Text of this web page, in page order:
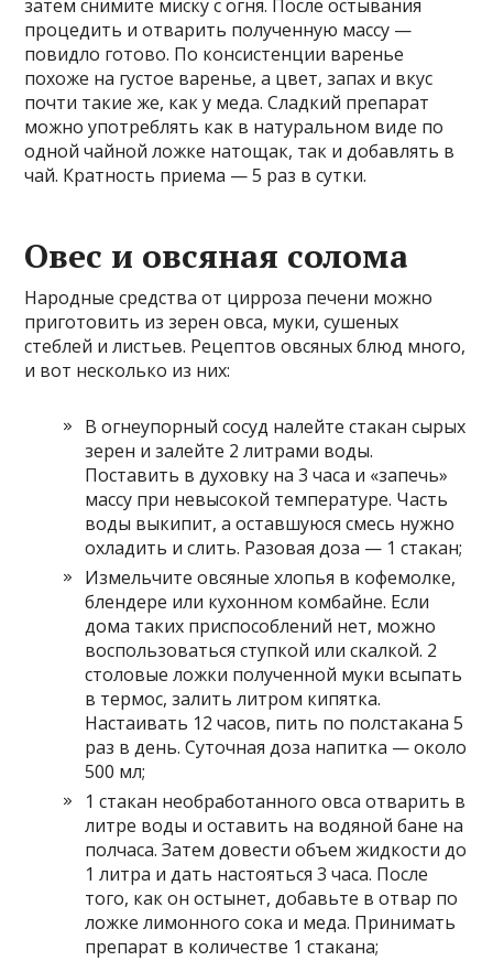
затем снимите миску с огня. После остывания
процедить и отварить полученную массу —
повидло готово. По консистенции варенье
похоже на густое варенье, а цвет, запах и вкус
почти такие же, как у меда. Сладкий препарат
можно употреблять как в натуральном виде по
одной чайной ложке натощак, так и добавлять в
чай. Кратность приема — 5 раз в сутки.
Овес и овсяная солома
Народные средства от цирроза печени можно
приготовить из зерен овса, муки, сушеных
стеблей и листьев. Рецептов овсяных блюд много,
и вот несколько из них:
В огнеупорный сосуд налейте стакан сырых
зерен и залейте 2 литрами воды.
Поставить в духовку на 3 часа и «запечь»
массу при невысокой температуре. Часть
воды выкипит, а оставшуюся смесь нужно
охладить и слить. Разовая доза — 1 стакан;
Измельчите овсяные хлопья в кофемолке,
блендере или кухонном комбайне. Если
дома таких приспособлений нет, можно
воспользоваться ступкой или скалкой. 2
столовые ложки полученной муки всыпать
в термос, залить литром кипятка.
Настаивать 12 часов, пить по полстакана 5
раз в день. Суточная доза напитка — около
500 мл;
1 стакан необработанного овса отварить в
литре воды и оставить на водяной бане на
полчаса. Затем довести объем жидкости до
1 литра и дать настояться 3 часа. После
того, как он остынет, добавьте в отвар по
ложке лимонного сока и меда. Принимать
препарат в количестве 1 стакана;